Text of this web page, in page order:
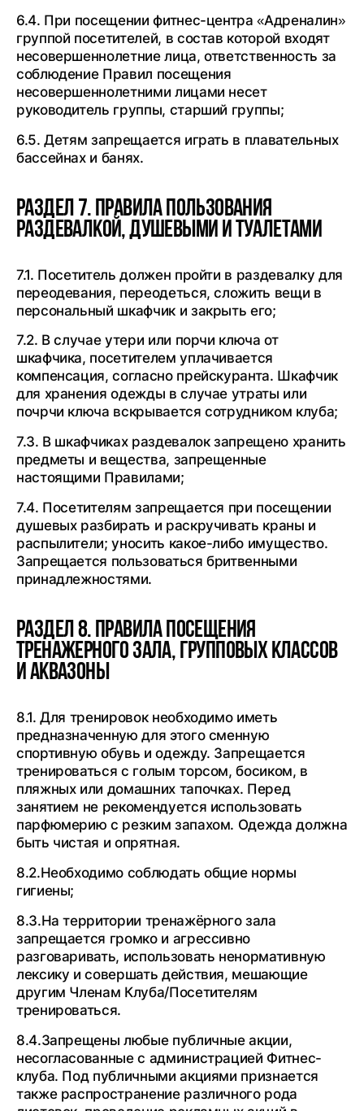
6.4. При посещении фитнес-центра «Адреналин»
группой посетителей, в состав которой входят
несовершеннолетние лица, ответственность за
соблюдение Правил посещения
несовершеннолетними лицами несет
руководитель группы, старший группы;
6.5. Детям запрещается играть в плавательных
бассейнах и банях.
Раздел 7. Правила пользования
раздевалкой, душевыми и туалетами
7.1. Посетитель должен пройти в раздевалку для
переодевания, переодеться, сложить вещи в
персональный шкафчик и закрыть его;
7.2. В случае утери или порчи ключа от
шкафчика, посетителем уплачивается
компенсация, согласно прейскуранта. Шкафчик
для хранения одежды в случае утраты или
почрчи ключа вскрывается сотрудником клуба;
7.3. В шкафчиках раздевалок запрещено хранить
предметы и вещества, запрещенные
настоящими Правилами;
7.4. Посетителям запрещается при посещении
душевых разбирать и раскручивать краны и
распылители; уносить какое-либо имущество.
Запрещается пользоваться бритвенными
принадлежностями.
Раздел 8. Правила посещения
тренажерного зала, групповых классов
и аквазоны
8.1. Для тренировок необходимо иметь
предназначенную для этого сменную
спортивную обувь и одежду. Запрещается
тренироваться с голым торсом, босиком, в
пляжных или домашних тапочках. Перед
занятием не рекомендуется использовать
парфюмерию с резким запахом. Одежда должна
быть чистая и опрятная.
8.2.Необходимо соблюдать общие нормы
гигиены;
8.3.На территории тренажёрного зала
запрещается громко и агрессивно
разговаривать, использовать ненормативную
лексику и совершать действия, мешающие
другим Членам Клуба/Посетителям
тренироваться.
8.4.Запрещены любые публичные акции,
несогласованные с администрацией Фитнес-
клуба. Под публичными акциями признается
также распространение различного рода